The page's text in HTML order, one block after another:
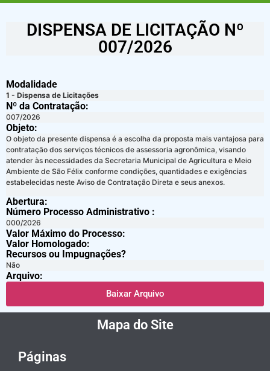
DISPENSA DE LICITAÇÃO Nº
007/2026
Modalidade
1 - Dispensa de Licitações
Nº da Contratação:
007/2026
Objeto:
O objeto da presente dispensa é a escolha da proposta mais vantajosa para
contratação dos serviços técnicos de assessoria agronômica, visando
atender às necessidades da Secretaria Municipal de Agricultura e Meio
Ambiente de São Félix conforme condições, quantidades e exigências
estabelecidas neste Aviso de Contratação Direta e seus anexos.
Abertura:
Número Processo Administrativo :
000/2026
Valor Máximo do Processo: ​
Valor Homologado: ​
Recursos ou Impugnações? ​
Não
Arquivo:
Baixar Arquivo
Mapa do Site
Páginas